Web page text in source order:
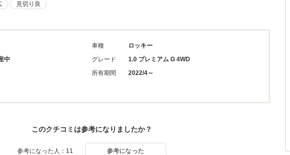
見切り良
中
車種
ロッキー
グレード
1.0 プレミアム G 4WD
所有期間
2022/4～
このクチコミは参考になりましたか？
参考になった人：11 参考になった